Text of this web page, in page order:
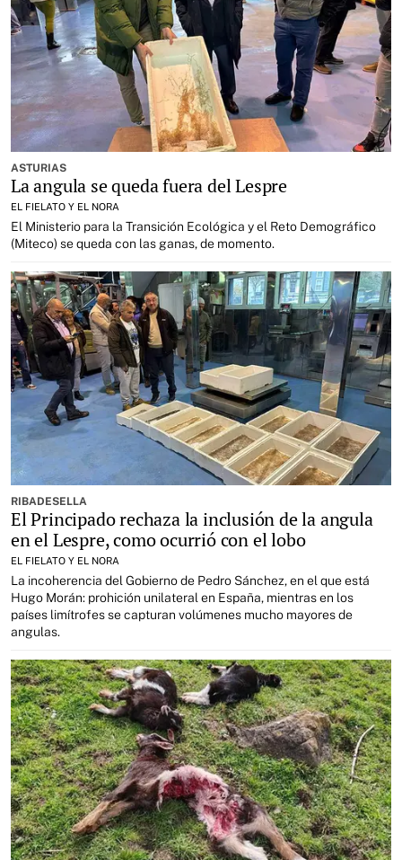
ASTURIAS
La angula se queda fuera del Lespre
EL FIELATO Y EL NORA
El Ministerio para la Transición Ecológica y el Reto Demográfico
(Miteco) se queda con las ganas, de momento.
RIBADESELLA
El Principado rechaza la inclusión de la angula
en el Lespre, como ocurrió con el lobo
EL FIELATO Y EL NORA
La incoherencia del Gobierno de Pedro Sánchez, en el que está
Hugo Morán: prohición unilateral en España, mientras en los
países limítrofes se capturan volúmenes mucho mayores de
angulas.